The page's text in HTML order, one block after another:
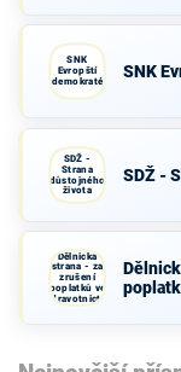
SNK
Evropští
demokraté
SNK
SDŽ -
Strana
důstojného
života
SDŽ -
Dělnická
strana - za
zrušení
poplatků ve
zdravotnictví